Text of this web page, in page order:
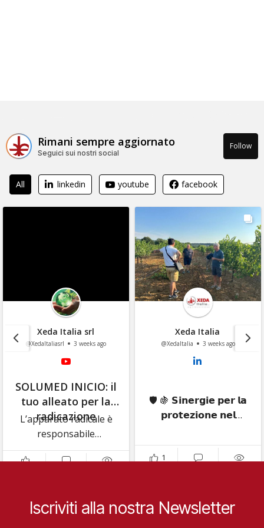
Rimani sempre aggiornato
Seguici sui nostri social
Follow
All linkedin youtube facebook
Xeda Italia srl
@XedaItaliasrl 3 weeks ago
SOLUMED INICIO: il
tuo alleato per la
radicazione
L’apparato radicale è
responsabile
dell’assorbimento di
acqua e nutrienti. Un
dopo la semina o nelle
Xeda Italia
@XedaItalia 3 weeks ago
🛡️ 🍇 𝗦𝗶𝗻𝗲𝗿𝗴𝗶𝗲 𝗽𝗲𝗿 𝗹𝗮
𝗽𝗿𝗼𝘁𝗲𝘇𝗶𝗼𝗻𝗲 𝗻𝗲𝗹
𝗹'𝗲𝘀𝗽𝗲𝗿𝗶𝗲𝗻𝘇𝗮 𝗱𝗶
𝗧𝗲𝗻𝘂𝘁𝗮 𝗠𝗼𝗻𝘁𝗲𝘃𝗲𝗿𝗱𝗶
biologico richiede
strategie integrate
1
Iscriviti alla nostra Newsletter